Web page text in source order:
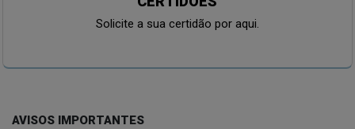
Solicite a sua certidão por aqui.
AVISOS IMPORTANTES